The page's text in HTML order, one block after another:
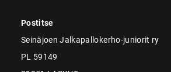
Postitse
Seinäjoen Jalkapallokerho-juniorit ry
PL 59149